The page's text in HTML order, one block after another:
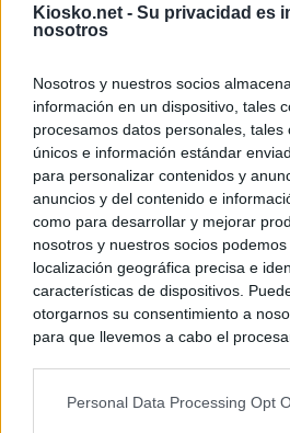
Kiosko.net - Su privacidad es
nosotros
Nosotros y nuestros socios
información en un dispositivo, tales
procesamos datos personales, tales
únicos e información estándar
para personalizar contenidos y
anuncios y del contenido e
como para desarrollar y mejorar
nosotros y nuestros socios
localización geográfica precisa e
características de dispositivos.
otorgarnos su consentimiento a
para que llevemos a cabo el
negar su consentimiento. Tenga en
Personal Data Processing Opt